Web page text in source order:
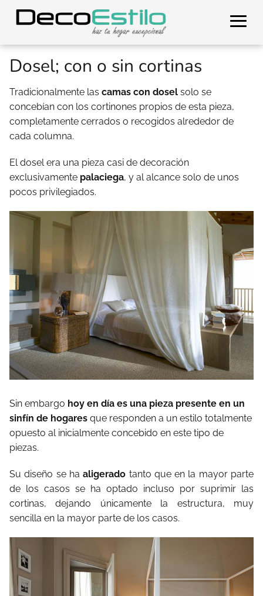
Dosel; con o sin cortinas
Tradicionalmente las camas con dosel solo se
concebían con los cortinones propios de esta pieza,
completamente cerrados o recogidos alrededor de
cada columna.
El dosel era una pieza casi de decoración
exclusivamente palaciega, y al alcance solo de unos
pocos privilegiados.
Sin embargo hoy en día es una pieza presente en un
sinfín de hogares que responden a un estilo totalmente
opuesto al inicialmente concebido en este tipo de
piezas.
Su diseño se haaligerado tanto que en la mayor parte
de los casos se ha optado incluso por suprimir las
cortinas, dejando únicamente la estructura, muy
sencilla en la mayor parte de los casos.